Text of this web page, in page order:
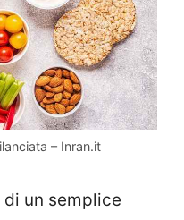
– Inran.it
un semplice